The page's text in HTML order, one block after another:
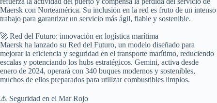
Maersk con Norteamérica. Su inclusión en la red es fruto de un intenso
trabajo para garantizar un servicio más ágil, fiable y sostenible.
🚀 Red del Futuro: innovación en logística marítima
Maersk ha lanzado su Red del Futuro, un modelo diseñado para
mejorar la eficiencia y seguridad en el transporte marítimo, reduciendo
escalas y potenciando los hubs estratégicos. Gemini, activa desde
enero de 2024, operará con 340 buques modernos y sostenibles,
muchos de ellos preparados para utilizar combustibles limpios.
⚠️ Seguridad en el Mar Rojo